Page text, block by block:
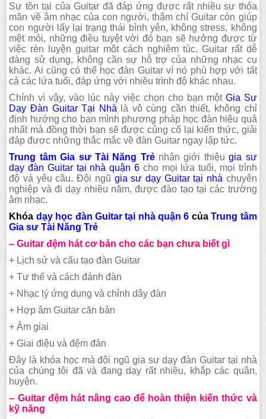
Sự tồn tại của Guitar đã đáp ứng được rất nhiều sự thỏa
mãn về âm nhạc của con người, thậm chí Guitar còn giúp
con người lấy lại trạng thái bình yên, không stress, không
mệt mỏi, những điều tuyệt vời đó bạn sẽ hưởng được từ
việc rèn luyện guitar một cách nghiêm túc. Guitar rất dễ
dàng sử dụng, không cần sự hỗ trợ của những nhạc cụ
khác. Ai cũng có thể học đàn Guitar vì nó phù hợp với tất
cả các lứa tuổi, đáp ứng với nhiều trình độ khác nhau.
Chính vì vậy, vào lúc này việc chọn cho bạn một Gia Sư
Dạy Đàn Guitar Tại Nhà là vô cùng cần thiết, không chỉ
định hướng cho bạn mình phương pháp học đàn hiệu quả
nhất mà đồng thời bạn sẽ được củng cố lại kiến thức, giải
đáp được những thắc mắc về đàn Guitar ngay lập tức.
Trung tâm Gia sư Tài Năng Trẻnhận giới thiệugia sư
dạy đàn Guitar tại nhà quận 6 cho mọi lứa tuổi, mọi trình
độ và yêu cầu. Đội ngũ gia sư dạy Guitar tại nhà chuyên
nghiệp và đi dạy nhiều năm, được đào tạo tại các trường
âm nhạc.
Khóa dạy học đàn Guitar tại nhà quận 6 củaTrung tâm
Gia sư Tài Năng Trẻ
– Guitar đệm hát cơ bản cho các bạn chưa biết gì
+ Lịch sử và cấu tạo đàn Guitar
+ Tư thế và cách đánh đàn
+ Nhạc lý ứng dụng và chỉnh dây đàn
+ Hợp âm Guitar căn bản
+ Âm giai
+ Giai điệu và đệm đàn
Đây là khóa học mà đội ngũ gia sư dạy đàn Guitar tại nhà
của chúng tôi đã và đang dạy rất nhiều, khắp các quận,
huyện.
– Guitar đệm hát nâng cao để hoàn thiện kiến thức và
kỹ năng